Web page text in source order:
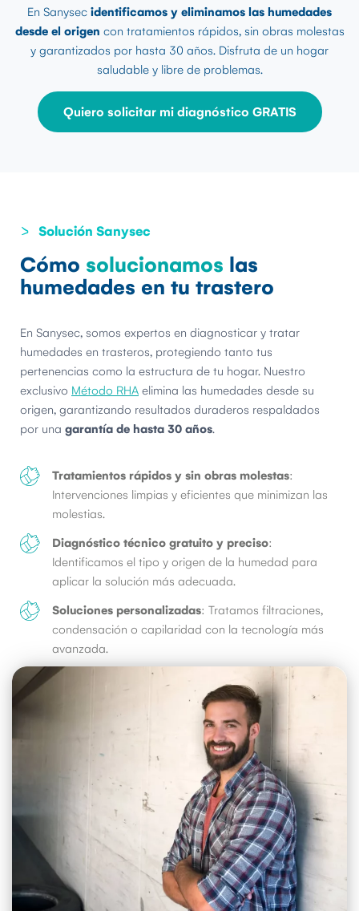
En Sanysec identificamos y eliminamos las humedades
desde el origen con tratamientos rápidos, sin obras molestas
y garantizados por hasta 30 años. Disfruta de un hogar
saludable y libre de problemas.
Quiero solicitar mi diagnóstico GRATIS
Solución Sanysec
Cómo solucionamos las
humedades en tu trastero
En Sanysec, somos expertos en diagnosticar y tratar
humedades en trasteros, protegiendo tanto tus
pertenencias como la estructura de tu hogar. Nuestro
exclusivo Método RHA elimina las humedades desde su
origen, garantizando resultados duraderos respaldados
por una garantía de hasta 30 años.
Tratamientos rápidos y sin obras molestas:
Intervenciones limpias y eficientes que minimizan las
molestias.
Diagnóstico técnico gratuito y preciso:
Identificamos el tipo y origen de la humedad para
aplicar la solución más adecuada.
Soluciones personalizadas: Tratamos filtraciones,
condensación o capilaridad con la tecnología más
avanzada.